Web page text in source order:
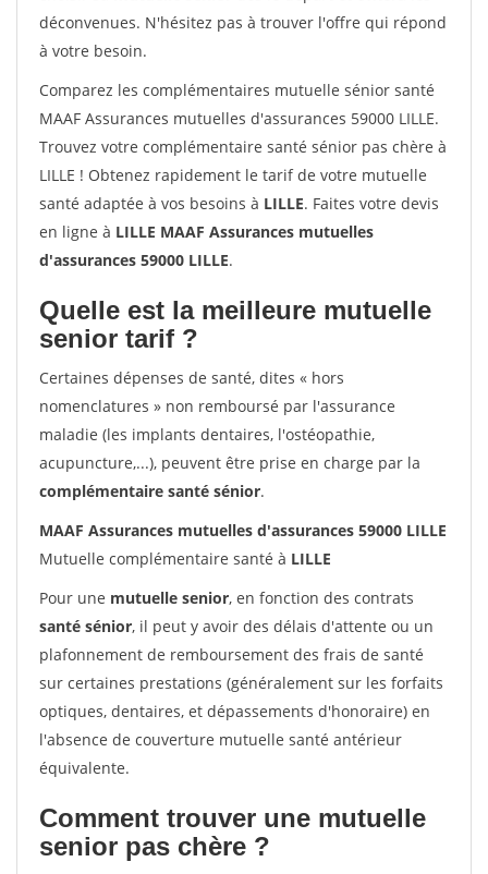
déconvenues. N'hésitez pas à trouver l'offre qui répond
à votre besoin.
Comparez les complémentaires mutuelle sénior santé
MAAF Assurances mutuelles d'assurances 59000 LILLE.
Trouvez votre complémentaire santé sénior pas chère à
LILLE ! Obtenez rapidement le tarif de votre mutuelle
santé adaptée à vos besoins à LILLE. Faites votre devis
en ligne à LILLE MAAF Assurances mutuelles
d'assurances 59000 LILLE.
Quelle est la meilleure mutuelle
senior tarif ?
Certaines dépenses de santé, dites « hors
nomenclatures » non remboursé par l'assurance
maladie (les implants dentaires, l'ostéopathie,
acupuncture,...), peuvent être prise en charge par la
complémentaire santé sénior.
MAAF Assurances mutuelles d'assurances 59000 LILLE
Mutuelle complémentaire santé à LILLE
Pour une mutuelle senior, en fonction des contrats
santé sénior, il peut y avoir des délais d'attente ou un
plafonnement de remboursement des frais de santé
sur certaines prestations (généralement sur les forfaits
optiques, dentaires, et dépassements d'honoraire) en
l'absence de couverture mutuelle santé antérieur
équivalente.
Comment trouver une mutuelle
senior pas chère ?